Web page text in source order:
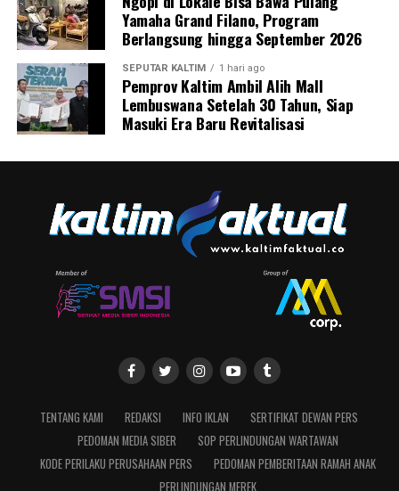
Yamaha Grand Filano, Program
Berlangsung hingga September 2026
SEPUTAR KALTIM 1 hari ago
Pemprov Kaltim Ambil Alih Mall
Lembuswana Setelah 30 Tahun, Siap
Masuki Era Baru Revitalisasi
TENTANG KAMI REDAKSI INFO IKLAN
SERTIFIKAT DEWAN PERS
PEDOMAN MEDIA SIBER
SOP PERLINDUNGAN WARTAWAN
KODE PERILAKU PERUSAHAAN PERS
PEDOMAN PEMBERITAAN RAMAH ANAK
PERLINDUNGAN MEREK